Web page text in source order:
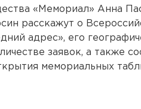
«Мемориал» Анна
расскажут о
адрес», его
заявок, а также
мемориальных